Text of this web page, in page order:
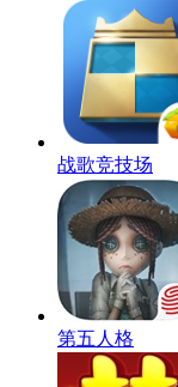
战歌竞技场
第五人格